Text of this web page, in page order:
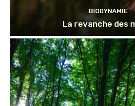
BIODYNAMIE
La revanche des